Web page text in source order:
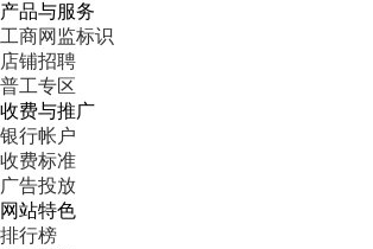
产品与服务
工商网监标识
店铺招聘
普工专区
收费与推广
银行帐户
收费标准
广告投放
网站特色
排行榜